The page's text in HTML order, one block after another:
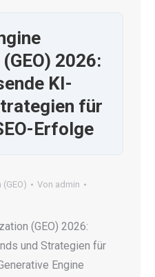
2026:
KI-
für
Erfolge
Von admin
(GEO) 2026:
und Strategien für
Engine